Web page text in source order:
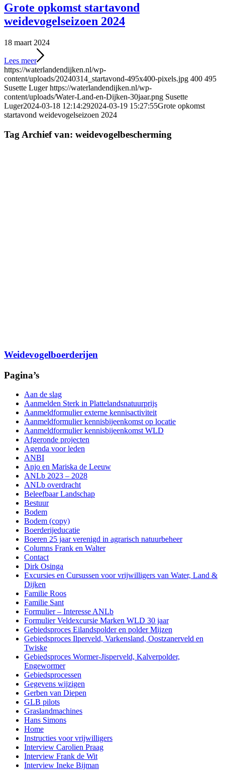
Grote opkomst startavond
weidevogelseizoen 2024
18 maart 2024
Lees meer
https://waterlandendijken.nl/wp-
content/uploads/20240314_startavond-495x400-pixels.jpg 400 495
Susette Luger https://waterlandendijken.nl/wp-
content/uploads/Water-Land-en-Dijken-30jaar.png Susette
Luger2024-03-18 12:14:292024-03-19 15:27:55Grote opkomst
startavond weidevogelseizoen 2024
Tag Archief van: weidevogelbescherming
Weidevogelboerderijen
Pagina’s
Aan de slag
Aanmelden Sterk in Plattelandsnatuurprijs
Aanmeldformulier externe kennisactiviteit
Aanmeldformulier kennisbijeenkomst op locatie
Aanmeldformulier kennisbijeenkomst WLD
Afgeronde projecten
Agenda voor leden
ANBI
Anjo en Mariska de Leeuw
ANLb 2023 – 2028
ANLb overdracht
Beleefbaar Landschap
Bestuur
Bodem
Bodem (copy)
Boerderijeducatie
Boeren 25 jaar verenigd in agrarisch natuurbeheer
Columns Frank en Walter
Contact
Dirk Osinga
Excursies en Cursussen voor vrijwilligers van Water, Land &
Dijken
Familie Roos
Familie Sant
Formulier – Interesse ANLb
Formulier Veldexcursie Marken WLD 30 jaar
Gebiedsproces Eilandspolder en polder Mijzen
Gebiedsproces Ilperveld, Varkensland, Oostzanerveld en
Twiske
Gebiedsproces Wormer-Jisperveld, Kalverpolder,
Engewormer
Gebiedsprocessen
Gegevens wijzigen
Gerben van Diepen
GLB pilots
Graslandmachines
Hans Simons
Home
Instructies voor vrijwilligers
Interview Carolien Praag
Interview Frank de Wit
Interview Ineke Bijman